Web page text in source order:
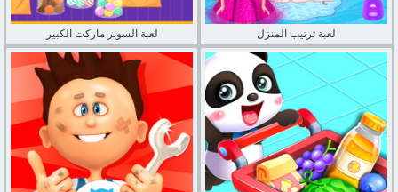
لعبة السوبر ماركت الكبير لعبة ترتيب المنزل